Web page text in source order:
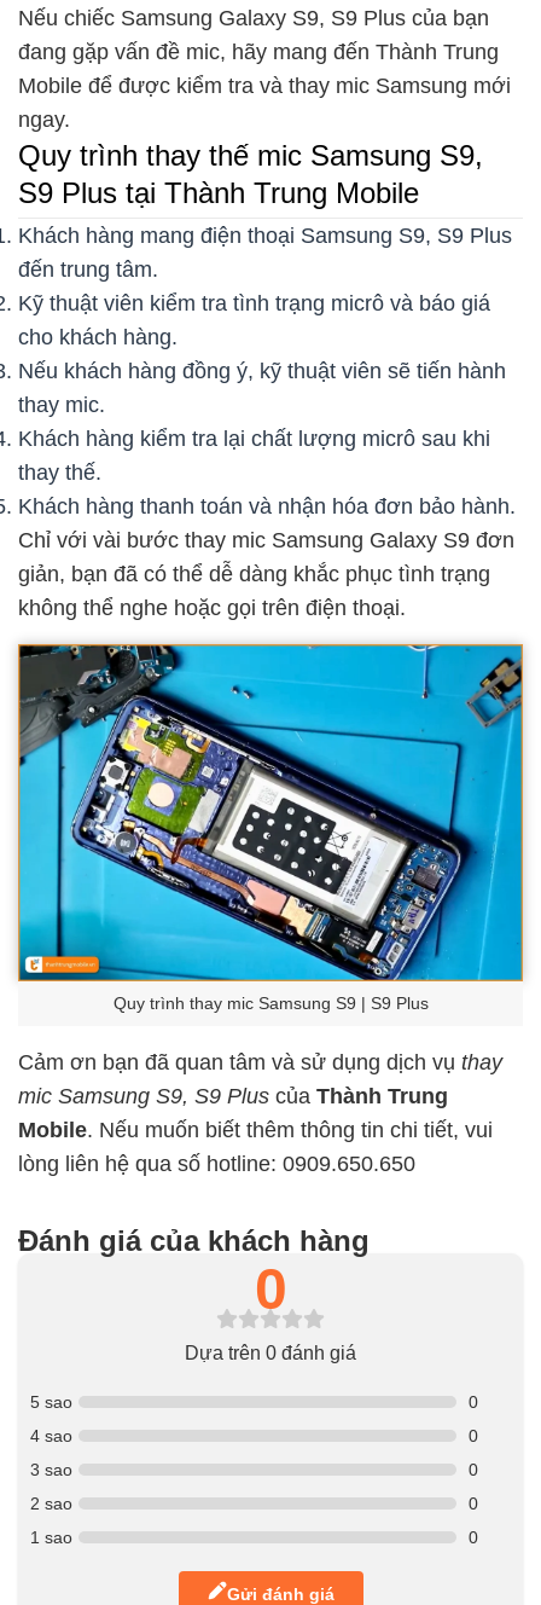
Nếu chiếc Samsung Galaxy S9, S9 Plus của bạn
đang gặp vấn đề mic, hãy mang đến Thành Trung
Mobile để được kiểm tra và thay mic Samsung mới
ngay.
Quy trình thay thế mic Samsung S9,
S9 Plus tại Thành Trung Mobile
Khách hàng mang điện thoại Samsung S9, S9 Plus
đến trung tâm.
Kỹ thuật viên kiểm tra tình trạng micrô và báo giá
cho khách hàng.
Nếu khách hàng đồng ý, kỹ thuật viên sẽ tiến hành
thay mic.
Khách hàng kiểm tra lại chất lượng micrô sau khi
thay thế.
Khách hàng thanh toán và nhận hóa đơn bảo hành.
Chỉ với vài bước thay mic Samsung Galaxy S9 đơn
giản, bạn đã có thể dễ dàng khắc phục tình trạng
không thể nghe hoặc gọi trên điện thoại.
Quy trình thay mic Samsung S9 | S9 Plus
Cảm ơn bạn đã quan tâm và sử dụng dịch vụ thay
mic Samsung S9, S9 Plus của Thành Trung
Mobile. Nếu muốn biết thêm thông tin chi tiết, vui
lòng liên hệ qua số hotline: 0909.650.650
Đánh giá của khách hàng
0
Dựa trên 0 đánh giá
5 sao
0
4 sao
0
3 sao
0
2 sao
0
1 sao
0
Gửi đánh giá